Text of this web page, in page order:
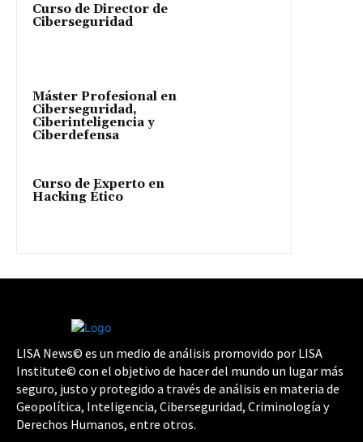
Curso de Director de
Ciberseguridad
Máster Profesional en
Ciberseguridad,
Ciberinteligencia y
Ciberdefensa
Curso de Experto en
Hacking Ético
LISA News© es un medio de análisis promovido por LISA
Institute© con el objetivo de hacer del mundo un lugar más
seguro, justo y protegido a través de análisis en materia de
Geopolítica, Inteligencia, Ciberseguridad, Criminología y
Derechos Humanos, entre otros.